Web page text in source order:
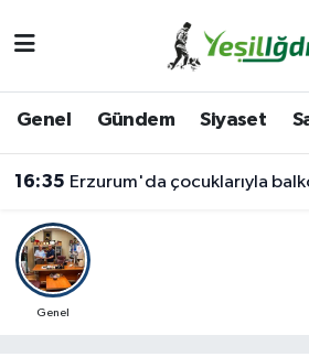
Genel Gündem Siyaset
16:35 Erzurum'da çocuklarıyla balkona çıkan
Genel
İğdir Namaz Vakitleri
Iğdır Trafik Yoğunluk Haritası
Süper Lig Puan Durumu ve